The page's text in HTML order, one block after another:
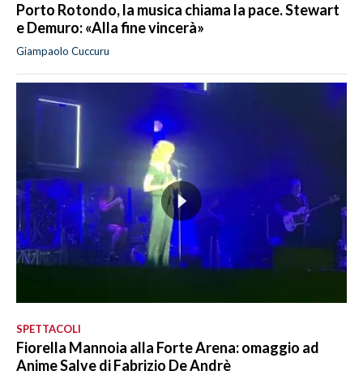
Porto Rotondo, la musica chiama la pace. Stewart
e Demuro: «Alla fine vincerà»
Giampaolo Cuccuru
SPETTACOLI
Fiorella Mannoia alla Forte Arena: omaggio ad
Anime Salve di Fabrizio De Andrè